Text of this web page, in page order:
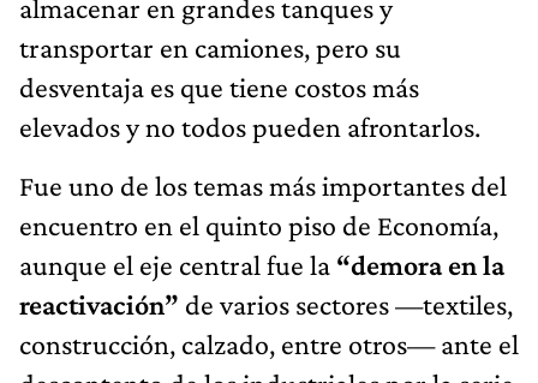
almacenar en grandes tanques y
transportar en camiones, pero su
desventaja es que tiene costos más
elevados y no todos pueden afrontarlos.
Fue uno de los temas más importantes del
encuentro en el quinto piso de Economía,
aunque el eje central fue la “demora en la
reactivación” de varios sectores —textiles,
construcción, calzado, entre otros— ante el